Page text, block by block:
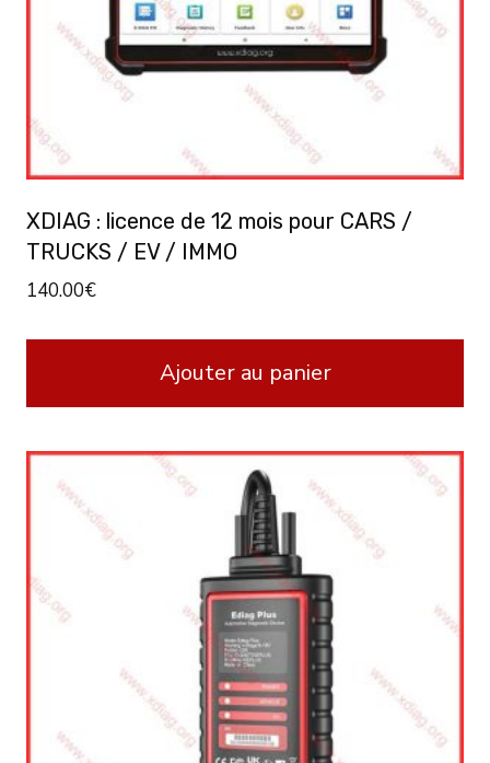
XDIAG : licence de 12 mois pour CARS /
TRUCKS / EV / IMMO
140.00€
Ajouter au panier